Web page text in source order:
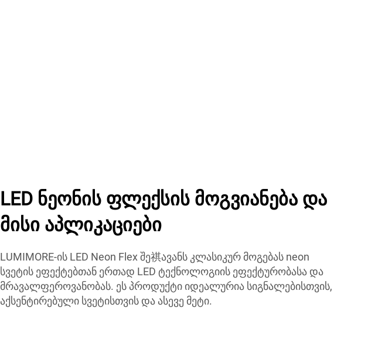
LED ნეონის ფლექსის მოგვიანება და
მისი აპლიკაციები
LUMIMORE-ის LED Neon Flex შე祺ავანს კლასიკურ მოგებას neon
სვეტის ეფექტებთან ერთად LED ტექნოლოგიის ეფექტურობასა და
მრავალფეროვანობას. ეს პროდუქტი იდეალურია სიგნალებისთვის,
აქსენტირებული სვეტისთვის და ასევე მეტი.